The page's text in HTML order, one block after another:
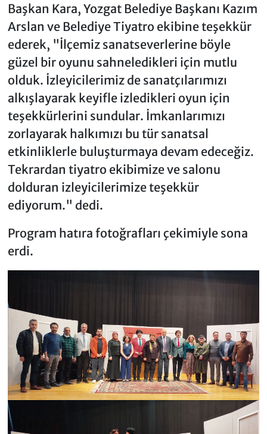
Başkan Kara, Yozgat Belediye Başkanı Kazım
Arslan ve Belediye Tiyatro ekibine teşekkür
ederek, "İlçemiz sanatseverlerine böyle
güzel bir oyunu sahneledikleri için mutlu
olduk. İzleyicilerimiz de sanatçılarımızı
alkışlayarak keyifle izledikleri oyun için
teşekkürlerini sundular. İmkanlarımızı
zorlayarak halkımızı bu tür sanatsal
etkinliklerle buluşturmaya devam edeceğiz.
Tekrardan tiyatro ekibimize ve salonu
dolduran izleyicilerimize teşekkür
ediyorum." dedi.
Program hatıra fotoğrafları çekimiyle sona
erdi.